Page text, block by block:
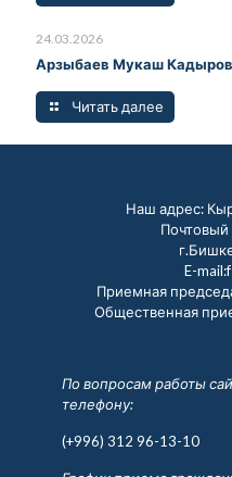
24.03.2026
Арзыбаев Мукаш
Читать далее
Наш адрес:
Почтовый
E-
Приемная
Общественная
По вопросам работы
телефону:
(+996) 312 96-13-10